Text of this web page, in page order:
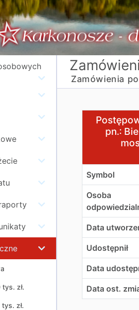
zł.
zł.
Zamówienia
pn.:
Symbol
Osoba
Data
Udostępnił
Data
Data ost.